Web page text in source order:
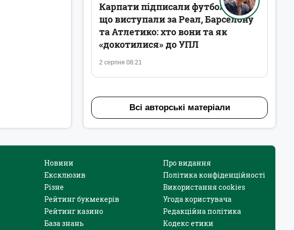
2 серпня 08:21
Карпати підписали футболістів,
що виступали за Реал, Барселону
та Атлетико: хто вони та як
«докотилися» до УПЛ
Всі авторські матеріали
Новини
Ексклюзив
Різне
Рейтинг букмекерів
Рейтинг казино
База знань
Про видання
Політика конфіденційності
Використання cookies
Угода користувача
Редакційна політика
Кодекс етики